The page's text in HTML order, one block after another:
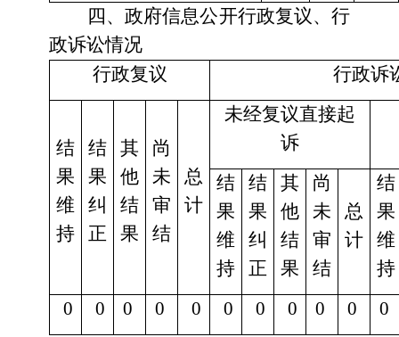
四、政府信息公开行政复议、行
政诉讼情况
行政复议
行政诉
结
果
维
持
结
果
纠
正
其
他
结
果
尚
未
审
结
总
计
未经复议直接起
诉
结
果
维
持
结
果
纠
正
其
他
结
果
尚
未
审
结
总
计
结
果
维
持
0
0 0 0 0 0 0 0 0 0
0